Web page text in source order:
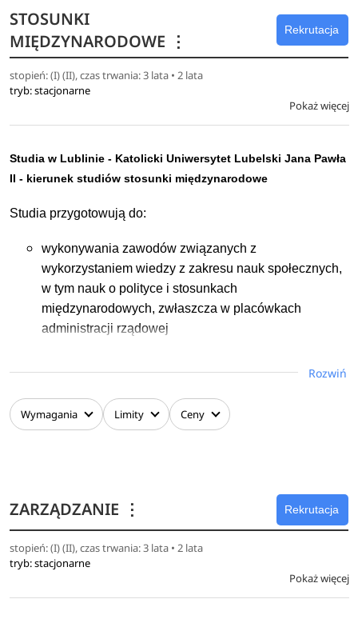
badacza – naukowca, redaktora, copywritera
po ukończeniu odpowiednich specjalności – pracy
jako specjalisty ds. polityki rodzinnej, pracownika
służb publicznych, analityka marketingowego,
analityka internetu, menadżera ds. strategii i rozwoju
przedsiębiorstwa, animatora kultury
Studia, zgodnie z ustawowymi wymogami, przygotowują
również do funkcji asystenta rodziny (dot. specjalności:
STOSUNKI
MIĘDZYNARODOWE ⋮
Rekrutacja
stopień: (I) (II), czas trwania: 3 lata • 2 lata
tryb: stacjonarne
Pokaż więcej
Studia w Lublinie - Katolicki Uniwersytet Lubelski Jana Pawła
II - kierunek studiów stosunki międzynarodowe
Studia przygotowują do:
wykonywania zawodów związanych z
wykorzystaniem wiedzy z zakresu nauk społecznych,
w tym nauk o polityce i stosunkach
międzynarodowych, zwłaszcza w placówkach
administracji rządowej
przedsiębiorstwach państwowych i prywatnych oraz
samodzielnego zdobywania i uzupełniania wiedzy z
dziedziny nauk społecznych w zakresie stosunków
uzasadniania swojego stanowiska oraz dyskutowania
o nim;
myślenia oraz działania w sposób przedsiębiorczy i
prospołeczny.
Rozwiń
Wymagania Limity Ceny
ZARZĄDZANIE ⋮ Rekrutacja
stopień: (I) (II), czas trwania: 3 lata • 2 lata
tryb: stacjonarne
Pokaż więcej